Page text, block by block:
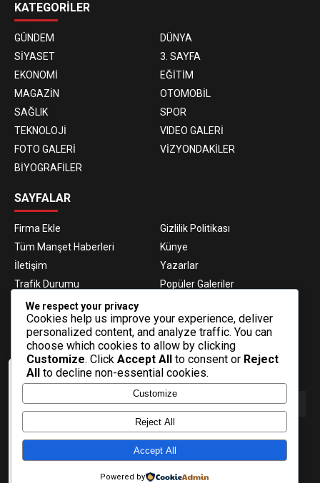
Veri politikasındaki amaçlarla sınırlı ve
mevzuata uygun şekilde çerez
konumlandırmaktayız. Detaylar için veri
politikamızı inceleyebilirsiniz.
Daha fazla bilgi
KATEGORİLER
GÜNDEM
DÜNYA
SİYASET
3. SAYFA
EKONOMİ
EĞİTİM
MAGAZİN
OTOMOBİL
SAĞLIK
SPOR
TEKNOLOJİ
VIDEO GALERİ
FOTO GALERİ
VİZYONDAKİLER
BİYOGRAFİLER
SAYFALAR
Firma Ekle
Gizlilik Politikası
Tüm Manşet Haberleri
Künye
İletişim
Yazarlar
Trafik Durumu
Popüler Galeriler
Nöbetçi Eczaneler
Hava Durumu
Haber Gönder
Gazeteler
Fikstür
E-BÜLTEN ABONELİĞİ
E-Bülten aboneliği ile haberlere daha hızlı erişin.
We respect your privacy
Cookies help us improve your experience, deliver
personalized content, and analyze traffic. You can
choose which cookies to allow by clicking
Customize. Click Accept All to consent or Reject
All to decline non-essential cookies.
Customize
Reject All
Accept All
Powered by